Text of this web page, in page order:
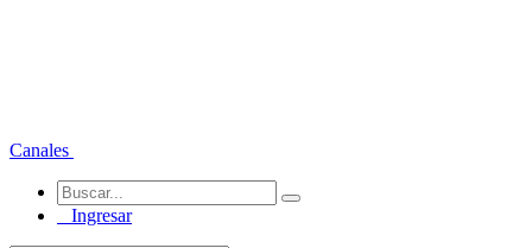
Canales
Ingresar